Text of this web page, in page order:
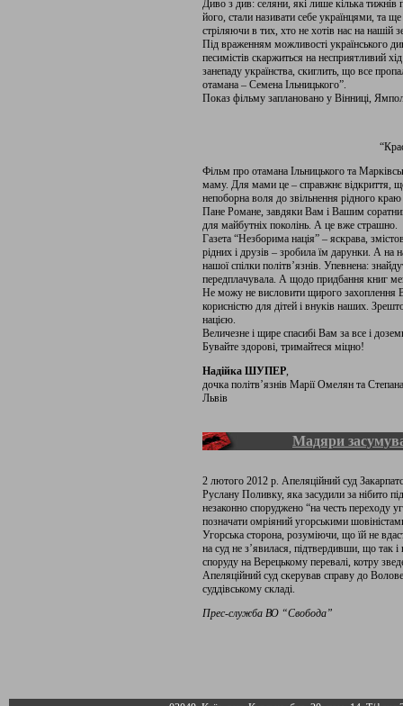
Диво з див: селяни, які лише кілька
його, стали називати себе українцями, та
стріляючи в тих, хто не хотів нас на нашій
Під враженням можливості українського
песимістів скаржиться на несприятливий
занепаду українства, скиглить, що все
отамана – Семена Ільницького”.
Показ фільму заплановано у Вінниці,
Фільм про отамана Ільницького та
маму. Для мами це – справжнє відкриття,
непоборна воля до звільнення рідного краю
Пане Романе, завдяки Вам і Вашим
для майбутніх поколінь. А це вже страшно.
Газета “Незборима нація” – яскрава,
рідних і друзів – зробила їм дарунки. А на
нашої спілки політв’язнів. Упевнена:
передплачувала. А щодо придбання книг
Не можу не висловити щирого захоплення
корисністю для дітей і внуків наших.
нацією.
Величезне і щире спасибі Вам за все і
Бувайте здорові, тримайтеся міцно!
Надійка ШУПЕР,
дочка політв’язнів Марії Омелян та
Львів
Мадяри
2 лютого 2012 р. Апеляційний суд
Руслану Поливку, яка засудили за нібито
незаконно споруджено “на честь переходу
позначати омріяний угорськими
Угорська сторона, розуміючи, що їй не
на суд не з’явилася, підтвердивши, що так
споруду на Верецькому перевалі, котру
Апеляційний суд скерував справу до
суддівському складі.
Прес-служба ВО “Свобода”